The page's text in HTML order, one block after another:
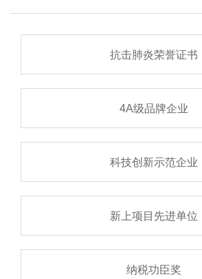
抗击肺炎荣誉证书
4A级品牌企业
科技创新示范企业
新上项目先进单位
纳税功臣奖